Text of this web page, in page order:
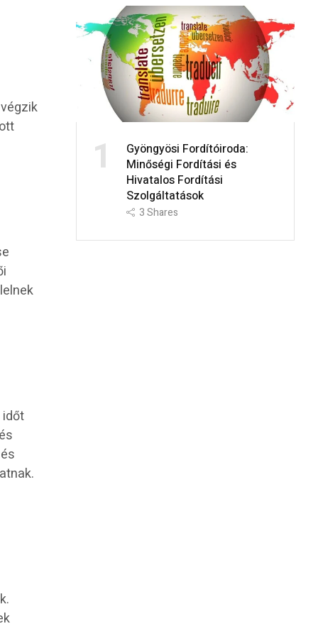
1
Gyöngyösi Fordítóiroda:
Minőségi Fordítási és
Hivatalos Fordítási
Szolgáltatások
3Shares